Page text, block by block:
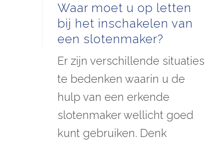
Waar moet u op letten
bij het inschakelen van
een slotenmaker?
Er zijn verschillende situaties
te bedenken waarin u de
hulp van een erkende
slotenmaker wellicht goed
kunt gebruiken. Denk